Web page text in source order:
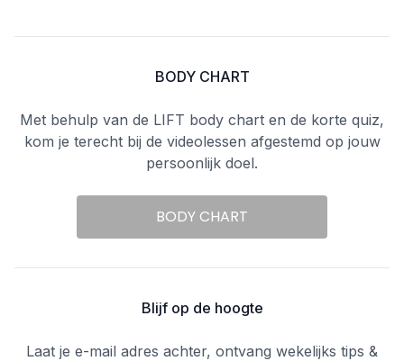
BODY CHART
Met behulp van de LIFT body chart en de korte quiz,
kom je terecht bij de videolessen afgestemd op jouw
persoonlijk doel.
BODY CHART
Blijf op de hoogte
Laat je e-mail adres achter, ontvang wekelijks tips &